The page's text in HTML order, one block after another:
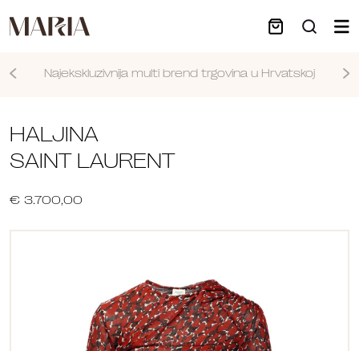
Najekskluzivnija multi brend trgovina u Hrvatskoj
HALJINA
SAINT LAURENT
€ 3.700,00